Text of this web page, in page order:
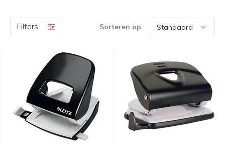
Filters Sorteren op: